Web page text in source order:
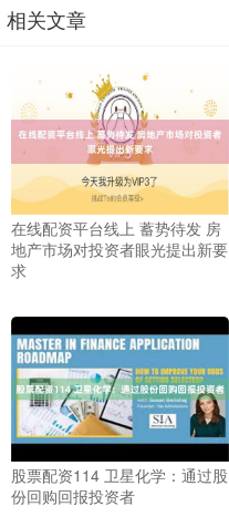
相关文章
在线配资平台线上 蓄势待发 房
地产市场对投资者眼光提出新要
求
股票配资114 卫星化学：通过股
份回购回报投资者